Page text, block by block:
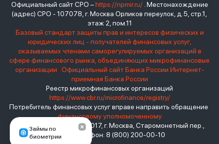
Займы по
биометрии
Официальный сайт СРО –https://npmir.ru/. Местонахождение
(адрес) СРО - 107078, г. Москва Орликов переулок, д.5, стр.1,
этаж 2, пом.11
Базовый стандарт защиты прав и интересов физических и
юридических лиц - получателей финансовых услуг,
оказываемых членами саморегулируемых организаций в
сфере финансового рынка, объединяющих микрофинансовые
организации
Официальный сайт Банка России Интернет-
приемная Банка России
Реестр микрофинансовых организаций
https://www.cbr.ru/microfinance/registry/
Потребитель финансовых услуг вправе направить обращение
финансовому уполномоченному
Место нахождения: 119017, г. Москва, Старомонетный пер.,
дом 3 Телефон: 8 (800) 200-00-10